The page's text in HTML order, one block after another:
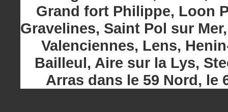
Grand fort Philippe, Loon
Gravelines, Saint Pol sur
Valenciennes, Lens,
Bailleul, Aire sur la Lys,
Arras dans le 59 Nord, le